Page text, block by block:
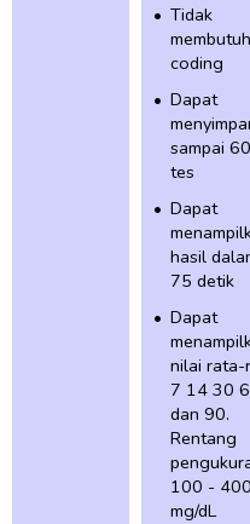
Tidak
coding
Dapat
sampai
tes
Dapat
hasil
75 detik
Dapat
nilai rata-
7 14 30
dan 90.
Rentang
100 - 400
mg/dL